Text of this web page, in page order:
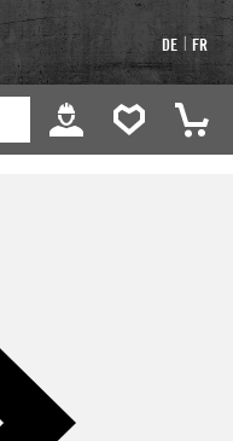
DE | FR